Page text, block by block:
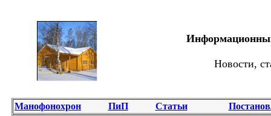
Новости,
Манофонохрон ПиП Статьи